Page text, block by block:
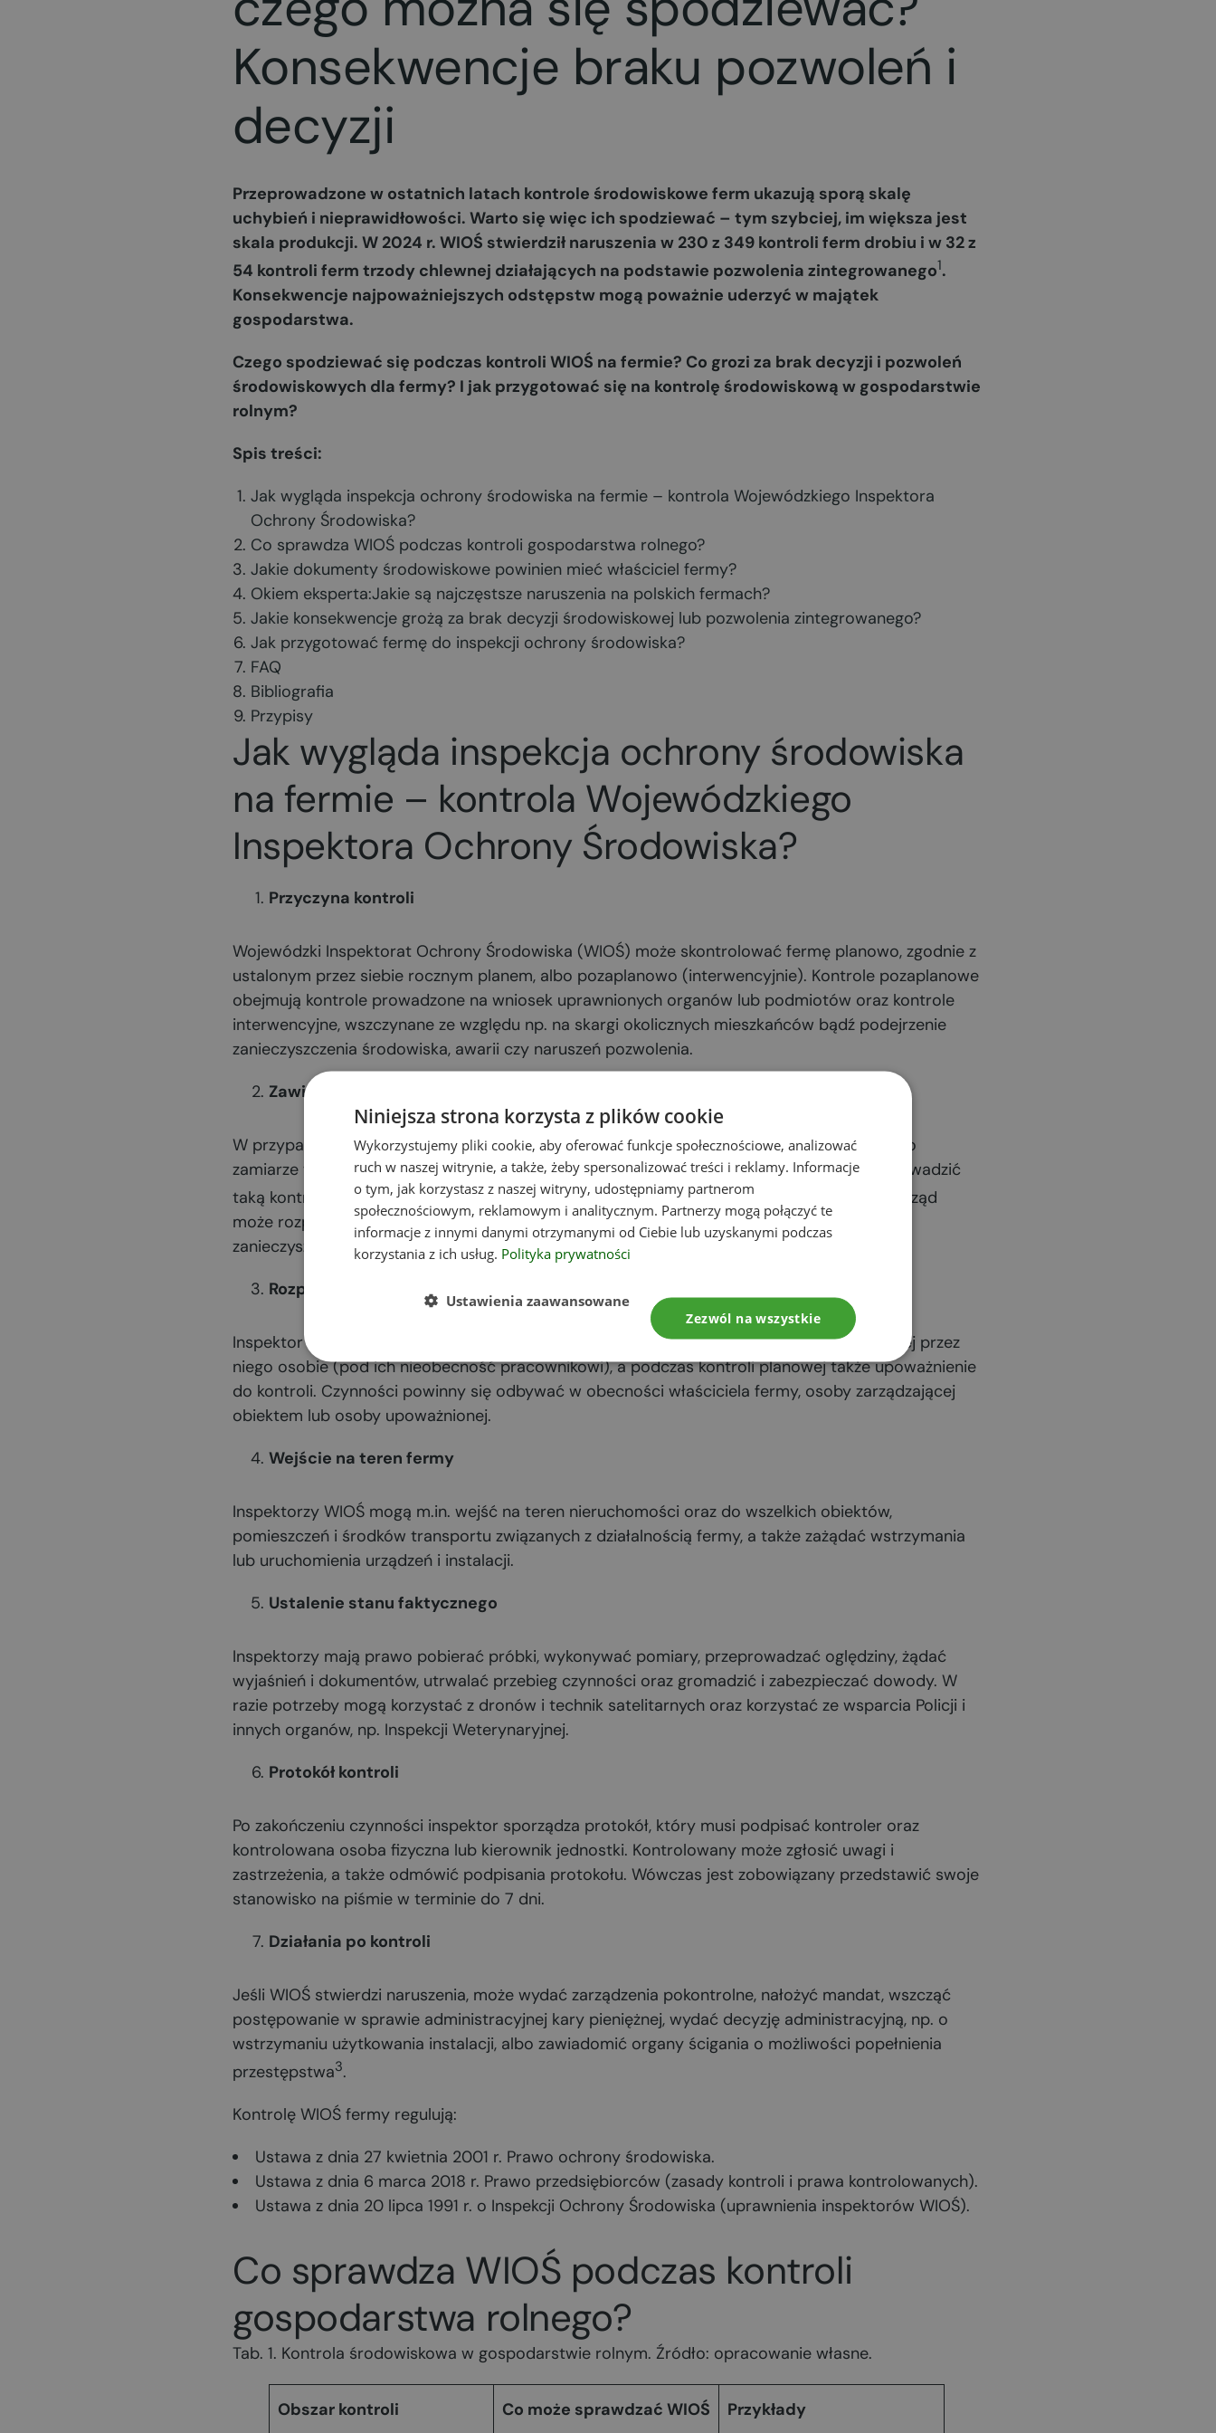
Konsekwencje braku pozwoleń i
decyzji
Przeprowadzone w ostatnich latach kontrole środowiskowe ferm ukazują sporą skalę
uchybień i nieprawidłowości. Warto się więc ich spodziewać – tym szybciej, im większa jest
skala produkcji. W 2024 r. WIOŚ stwierdził naruszenia w 230 z 349 kontroli ferm drobiu i w 32 z
54 kontroli ferm trzody chlewnej działających na podstawie pozwolenia zintegrowanego1.
Konsekwencje najpoważniejszych odstępstw mogą poważnie uderzyć w majątek
gospodarstwa.
Czego spodziewać się podczas kontroli WIOŚ na fermie? Co grozi za brak decyzji i pozwoleń
środowiskowych dla fermy? I jak przygotować się na kontrolę środowiskową w gospodarstwie
rolnym?
Spis treści:
Jak wygląda inspekcja ochrony środowiska na fermie – kontrola Wojewódzkiego Inspektora
Ochrony Środowiska?
Co sprawdza WIOŚ podczas kontroli gospodarstwa rolnego?
Jakie dokumenty środowiskowe powinien mieć właściciel fermy?
Okiem eksperta:Jakie są najczęstsze naruszenia na polskich fermach?
Jakie konsekwencje grożą za brak decyzji środowiskowej lub pozwolenia zintegrowanego?
Jak przygotować fermę do inspekcji ochrony środowiska?
FAQ
Bibliografia
Przypisy
Jak wygląda inspekcja ochrony środowiska
na fermie – kontrola Wojewódzkiego
Inspektora Ochrony Środowiska?
Przyczyna kontroli
Wojewódzki Inspektorat Ochrony Środowiska (WIOŚ) może skontrolować fermę planowo, zgodnie z
ustalonym przez siebie rocznym planem, albo pozaplanowo (interwencyjnie). Kontrole pozaplanowe
obejmują kontrole prowadzone na wniosek uprawnionych organów lub podmiotów oraz kontrole
interwencyjne, wszczynane ze względu np. na skargi okolicznych mieszkańców bądź podejrzenie
zanieczyszczenia środowiska, awarii czy naruszeń pozwolenia.
Zawiadomienie o zamiarze wszczęcia kontroli lub kontrola bez zapowiedzi
W przypadku kontroli planowej właściciel gospodarstwa zwykle otrzymuje zawiadomienie o
zamiarze wszczęcia kontroli z co najmniej 7-dniowym wyprzedzeniem. WIOŚ może przeprowadzić
taką kontrolę w ciągu 30 dni od dnia doręczenia zawiadomienia2. Kontrolę pozaplanową urząd
może rozpocząć bez wcześniejszego zawiadomienia, zwłaszcza gdy zachodzi podejrzenie
zanieczyszczenia środowiska.
Rozpoczęcie czynności
Inspektor musi okazać legitymację służbową właścicielowi gospodarstwa lub upoważnionej przez
niego osobie (pod ich nieobecność pracownikowi), a podczas kontroli planowej także upoważnienie
do kontroli. Czynności powinny się odbywać w obecności właściciela fermy, osoby zarządzającej
obiektem lub osoby upoważnionej.
Wejście na teren fermy
Inspektorzy WIOŚ mogą m.in. wejść na teren nieruchomości oraz do wszelkich obiektów,
pomieszczeń i środków transportu związanych z działalnością fermy, a także zażądać wstrzymania
lub uruchomienia urządzeń i instalacji.
Ustalenie stanu faktycznego
Inspektorzy mają prawo pobierać próbki, wykonywać pomiary, przeprowadzać oględziny, żądać
wyjaśnień i dokumentów, utrwalać przebieg czynności oraz gromadzić i zabezpieczać dowody. W
razie potrzeby mogą korzystać z dronów i technik satelitarnych oraz korzystać ze wsparcia Policji i
innych organów, np. Inspekcji Weterynaryjnej.
Protokół kontroli
Po zakończeniu czynności inspektor sporządza protokół, który musi podpisać kontroler oraz
kontrolowana osoba fizyczna lub kierownik jednostki. Kontrolowany może zgłosić uwagi i
zastrzeżenia, a także odmówić podpisania protokołu. Wówczas jest zobowiązany przedstawić swoje
stanowisko na piśmie w terminie do 7 dni.
Działania po kontroli
Jeśli WIOŚ stwierdzi naruszenia, może wydać zarządzenia pokontrolne, nałożyć mandat, wszcząć
postępowanie w sprawie administracyjnej kary pieniężnej, wydać decyzję administracyjną, np. o
wstrzymaniu użytkowania instalacji, albo zawiadomić organy ścigania o możliwości popełnienia
przestępstwa3.
Kontrolę WIOŚ fermy regulują:
Ustawa z dnia 27 kwietnia 2001 r. Prawo ochrony środowiska.
Ustawa z dnia 6 marca 2018 r. Prawo przedsiębiorców (zasady kontroli i prawa kontrolowanych).
Ustawa z dnia 20 lipca 1991 r. o Inspekcji Ochrony Środowiska (uprawnienia inspektorów WIOŚ).
Co sprawdza WIOŚ podczas kontroli
gospodarstwa rolnego?
Tab. 1. Kontrola środowiskowa w gospodarstwie rolnym. Źródło: opracowanie własne.
Obszar kontroli Co może sprawdzać WIOŚ Przykłady
Niniejsza strona korzysta z plików cookie
Wykorzystujemy pliki cookie, aby oferować funkcje społecznościowe, analizować
ruch w naszej witrynie, a także, żeby spersonalizować treści i reklamy. Informacje
o tym, jak korzystasz z naszej witryny, udostępniamy partnerom
społecznościowym, reklamowym i analitycznym. Partnerzy mogą połączyć te
informacje z innymi danymi otrzymanymi od Ciebie lub uzyskanymi podczas
korzystania z ich usług. Polityka prywatności
Zezwól na wszystkie
Ustawienia zaawansowane